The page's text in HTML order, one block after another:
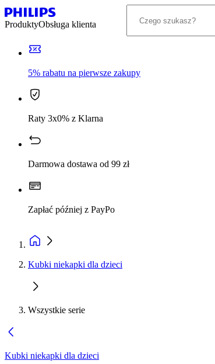
ProduktyObsługa klienta
5% rabatu na pierwsze zakupy
Raty 3x0% z Klarna
Darmowa dostawa od 99 zł
Zapłać później z PayPo
Kubki niekapki dla dzieci
Wszystkie serie
Kubki niekapki dla dzieci